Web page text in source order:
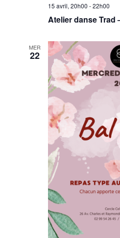
15 avril, 20h00 -22h00
Atelier danse Trad
MER
22